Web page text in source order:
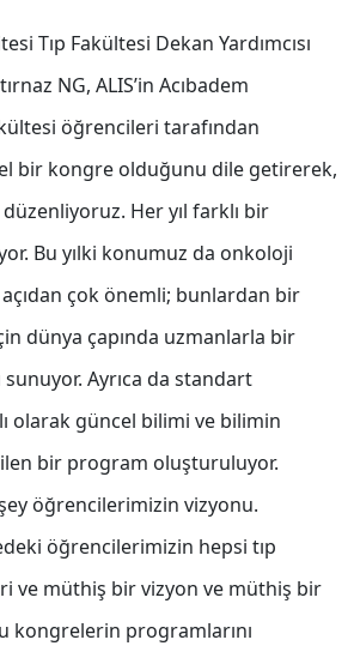
Tıp Fakültesi Dekan Yardımcısı
NG, ALIS’in Acıbadem
öğrencileri tarafından
bir kongre olduğunu dile getirerek,
düzenliyoruz. Her yıl farklı bir
Bu yılki konumuz da onkoloji
çok önemli; bunlardan bir
dünya çapında uzmanlarla bir
sunuyor. Ayrıca da standart
olarak güncel bilimi ve bilimin
bir program oluşturuluyor.
öğrencilerimizin vizyonu.
öğrencilerimizin hepsi tıp
ve müthiş bir vizyon ve müthiş bir
kongrelerin programlarını